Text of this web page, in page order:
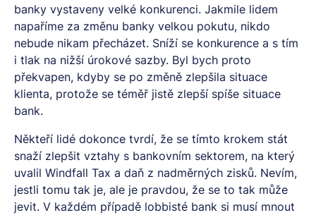
banky vystaveny velké konkurenci. Jakmile lidem
napaříme za změnu banky velkou pokutu, nikdo
nebude nikam přecházet. Sníží se konkurence a s tím
i tlak na nižší úrokové sazby. Byl bych proto
překvapen, kdyby se po změně zlepšila situace
klienta, protože se téměř jistě zlepší spíše situace
bank.
Někteří lidé dokonce tvrdí, že se tímto krokem stát
snaží zlepšit vztahy s bankovním sektorem, na který
uvalil Windfall Tax a daň z nadměrných zisků. Nevím,
jestli tomu tak je, ale je pravdou, že se to tak může
jevit. V každém případě lobbisté bank si musí mnout